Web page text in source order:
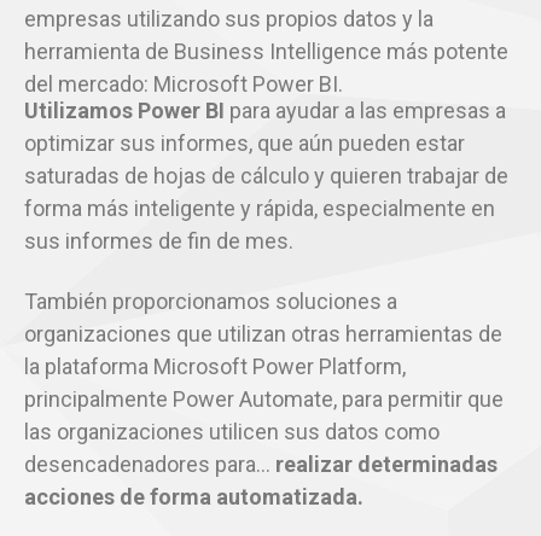
empresas utilizando sus propios datos y la
herramienta de Business Intelligence más potente
del mercado: Microsoft Power BI.
Utilizamos Power BI para ayudar a las empresas a
optimizar sus informes, que aún pueden estar
saturadas de hojas de cálculo y quieren trabajar de
forma más inteligente y rápida, especialmente en
sus informes de fin de mes.
También proporcionamos soluciones a
organizaciones que utilizan otras herramientas de
la plataforma Microsoft Power Platform,
principalmente Power Automate, para permitir que
las organizaciones utilicen sus datos como
desencadenadores para… realizar determinadas
acciones de forma automatizada.